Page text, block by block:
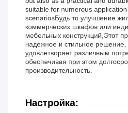
suitable for numerous
scenariosБудь то улучшение
коммерческих шкафов или
мебельных конструкций,Этот
надежное и стильное решение,
удовлетворяет различным
обеспечивая при этом
производительность.
Настройка: